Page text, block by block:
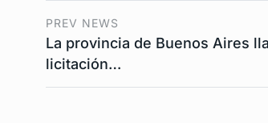
PREV NEWS
La provincia de Buenos Aires
licitación…